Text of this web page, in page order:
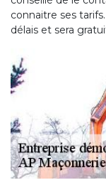
connaitre ses
délais et sera